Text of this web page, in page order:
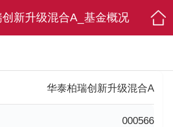
新升级混合A_基金概况
华泰柏瑞创新升级混合A
000566